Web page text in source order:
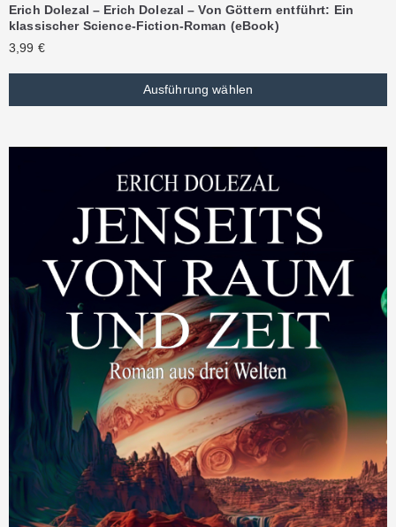
Erich Dolezal – Erich Dolezal – Von Göttern entführt: Ein
klassischer Science-Fiction-Roman (eBook)
3,99 €
Ausführung wählen